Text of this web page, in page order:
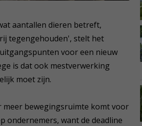
aantallen dieren betreft,
tegengehouden', stelt het
voor een nieuw
is dat ook mestverwerking
moet zijn.
meer bewegingsruimte komt voor
ondernemers, want de deadline